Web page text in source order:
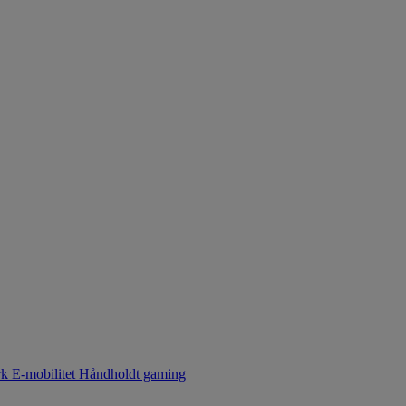
E-mobilitet Håndholdt gaming